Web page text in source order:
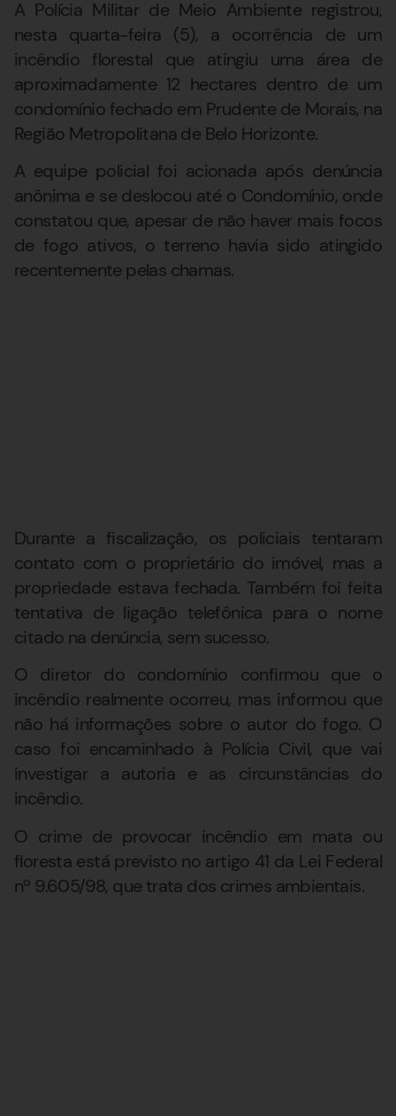
A Polícia Militar de Meio Ambiente registrou,
nesta quarta-feira (5), a ocorrência de um
incêndio florestal que atingiu uma área de
aproximadamente 12 hectares dentro de um
condomínio fechado em Prudente de Morais, na
Região Metropolitana de Belo Horizonte.
A equipe policial foi acionada após denúncia
anônima e se deslocou até o Condomínio, onde
constatou que, apesar de não haver mais focos
de fogo ativos, o terreno havia sido atingido
recentemente pelas chamas.
Durante a fiscalização, os policiais tentaram
contato com o proprietário do imóvel, mas a
propriedade estava fechada. Também foi feita
tentativa de ligação telefônica para o nome
citado na denúncia, sem sucesso.
O diretor do condomínio confirmou que o
incêndio realmente ocorreu, mas informou que
não há informações sobre o autor do fogo. O
caso foi encaminhado à Polícia Civil, que vai
investigar a autoria e as circunstâncias do
incêndio.
O crime de provocar incêndio em mata ou
floresta está previsto no artigo 41 da Lei Federal
nº 9.605/98, que trata dos crimes ambientais.